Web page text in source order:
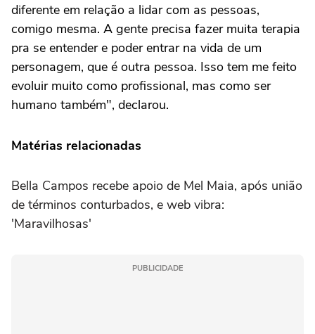
diferente em relação a lidar com as pessoas,
comigo mesma. A gente precisa fazer muita terapia
pra se entender e poder entrar na vida de um
personagem, que é outra pessoa. Isso tem me feito
evoluir muito como profissional, mas como ser
humano também", declarou.
Matérias relacionadas
Bella Campos recebe apoio de Mel Maia, após união
de términos conturbados, e web vibra:
'Maravilhosas'
PUBLICIDADE